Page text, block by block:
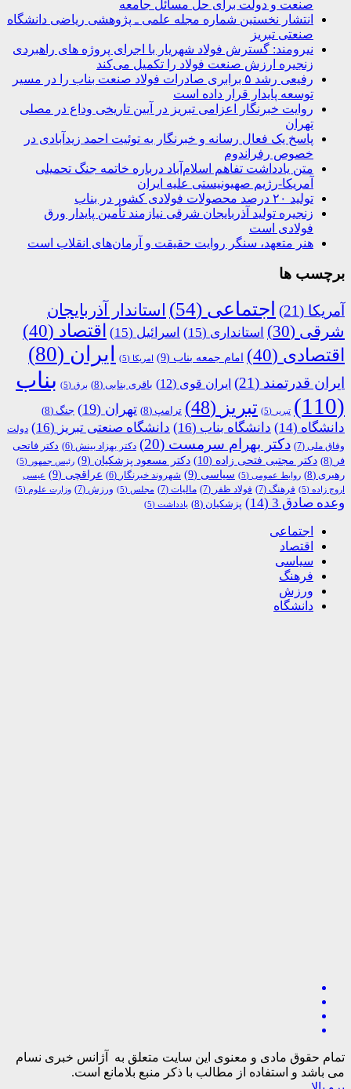
صنعت و دولت برای حل مسائل جامعه
انتشار نخستین شماره مجله علمی ـ پژوهشی ریاضی دانشگاه
صنعتی تبریز
نیرومند: گسترش فولاد شهریار با اجرای پروژه های راهبردی
زنجیره ارزش صنعت فولاد را تکمیل می‌کند
رفیعی رشد ۵ برابری صادرات فولاد صنعت بناب را در مسیر
توسعه پایدار قرار داده است
روایت خبرنگار اعزامی تبریز در آیین تاریخی وداع در مصلی
تهران
پاسخ یک فعال رسانه و خبرنگار به توئیت احمد زیدآبادی در
خصوص رفراندوم
متن یادداشت تفاهم اسلام‌آباد درباره خاتمه جنگ تحمیلی
آمریکا-رژیم صهیونیستی علیه ایران
تولید ۲۰ درصد محصولات فولادی کشور در بناب
زنجیره تولید آذربایجان شرقی نیازمند تأمین پایدار ورق
فولادی است
هنر متعهد، سنگر روایت حقیقت و آرمان‌های انقلاب است
برچسب ها
آمریکا (21) اجتماعی (54)
استاندار آذربایجان
شرقی (30) استانداری (15) اسرائیل (15) اقتصاد (40)
اقتصادی (40) امام جمعه بناب (9) امریکا (5) ایران (80)
ایران قدرتمند (21) ایران قوی (12) باقری بنابی (8) برق (5)
بناب
(110)
تبریر (5) تبریز (48) ترامپ (8) تهران (19) جنگ (8)
دانشگاه (14) دانشگاه بناب (16) دانشگاه صنعتی تبریز (16)
دولت
وفاق ملی (7) دکتر بهرام سرمست (20) دکتر بهزاد بینش (6)
دکتر فاتحی
فر (8) دکتر مجتبی فتحی زاده (10) دکتر مسعود پزشکیان (9) رئیس جمهور (5)
رهبری (8) روابط عمومی (5) سیاسی (9) شهروند خبرنگار (6) عراقچی (9)
عیسی
اروج زاده (5) فرهنگ (7) فولاد ظفر (7) مالیات (7) مجلس (5) ورزش (7) وزارت علوم (5)
وعده صادق 3 (14) پزشکیان (8) یادداشت (5)
اجتماعی
اقتصاد
سیاسی
فرهنگ
ورزش
دانشگاه
تمام حقوق مادی و معنوی این سایت متعلق به آژانس خبری نسام
می باشد و استفاده از مطالب با ذکر منبع بلامانع است.